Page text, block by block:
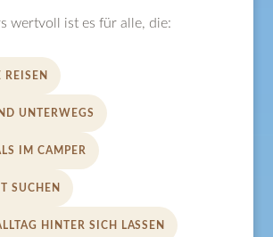
wertvoll ist es für alle, die:
REISEN
UNTERWEGS
IM CAMPER
SUCHEN
HINTER SICH LASSEN